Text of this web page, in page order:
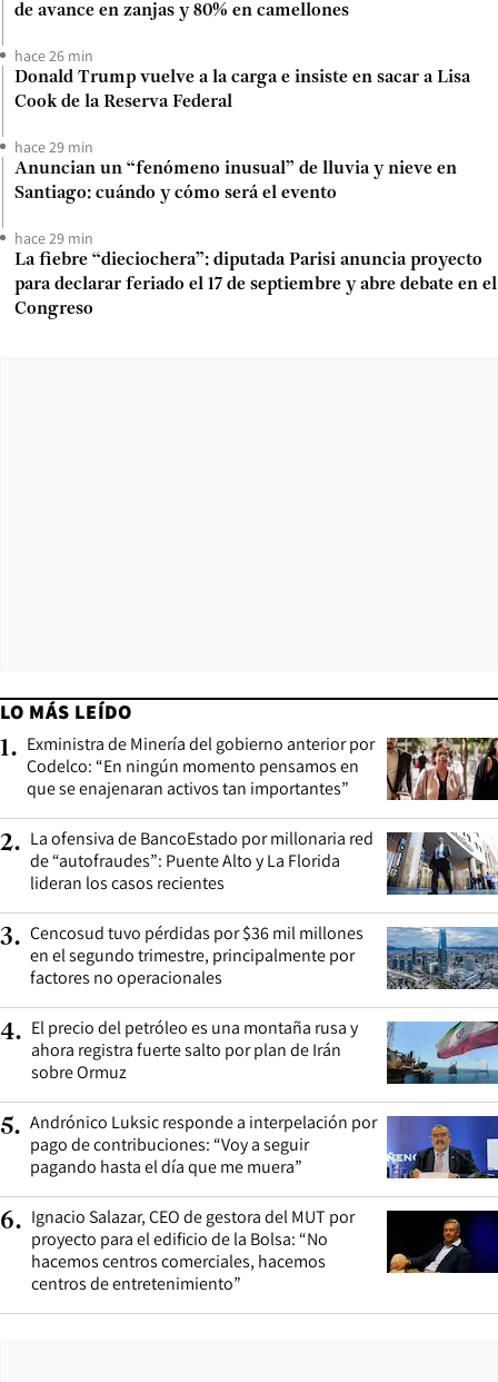
de avance en zanjas y 80% en camellones
hace 26 min
Donald Trump vuelve a la carga e insiste en sacar a Lisa
Cook de la Reserva Federal
hace 29 min
Anuncian un “fenómeno inusual” de lluvia y nieve en
Santiago: cuándo y cómo será el evento
hace 29 min
La fiebre “dieciochera”: diputada Parisi anuncia proyecto
para declarar feriado el 17 de septiembre y abre debate en el
Congreso
LO MÁS LEÍDO
1. Exministra de Minería del gobierno anterior por
Codelco: “En ningún momento pensamos en
que se enajenaran activos tan importantes”
2. La ofensiva de BancoEstado por millonaria red
de “autofraudes”: Puente Alto y La Florida
lideran los casos recientes
3. Cencosud tuvo pérdidas por $36 mil millones
en el segundo trimestre, principalmente por
factores no operacionales
4. El precio del petróleo es una montaña rusa y
ahora registra fuerte salto por plan de Irán
sobre Ormuz
5. Andrónico Luksic responde a interpelación por
pago de contribuciones: “Voy a seguir
pagando hasta el día que me muera”
6. Ignacio Salazar, CEO de gestora del MUT por
proyecto para el edificio de la Bolsa: “No
hacemos centros comerciales, hacemos
centros de entretenimiento”